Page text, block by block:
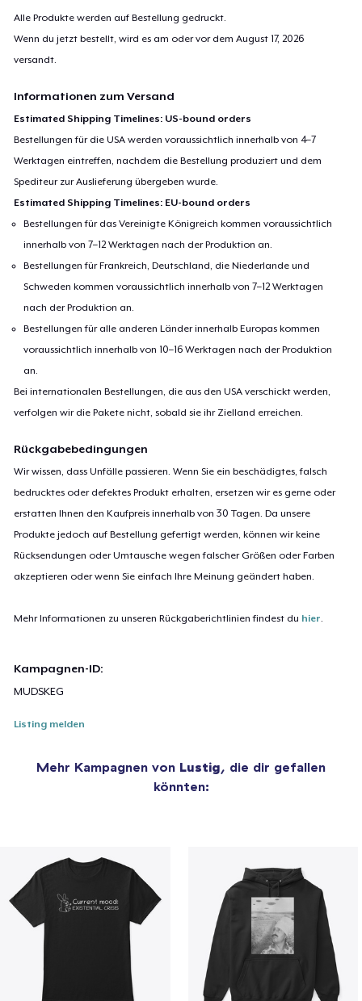
Alle Produkte werden auf Bestellung gedruckt.
Wenn du jetzt bestellt, wird es am oder vor demAugust 17, 2026
versandt.
Informationen zum Versand
Estimated Shipping Timelines: US-bound orders
Bestellungen für die USA werden voraussichtlich innerhalb von 4–7
Werktagen eintreffen, nachdem die Bestellung produziert und dem
Spediteur zur Auslieferung übergeben wurde.
Estimated Shipping Timelines: EU-bound orders
Bestellungen für das Vereinigte Königreich kommen voraussichtlich
innerhalb von 7–12 Werktagen nach der Produktion an.
Bestellungen für Frankreich, Deutschland, die Niederlande und
Schweden kommen voraussichtlich innerhalb von 7–12 Werktagen
nach der Produktion an.
Bestellungen für alle anderen Länder innerhalb Europas kommen
voraussichtlich innerhalb von 10–16 Werktagen nach der Produktion
an.
Bei internationalen Bestellungen, die aus den USA verschickt werden,
verfolgen wir die Pakete nicht, sobald sie ihr Zielland erreichen.
Rückgabebedingungen
Wir wissen, dass Unfälle passieren. Wenn Sie ein beschädigtes, falsch
bedrucktes oder defektes Produkt erhalten, ersetzen wir es gerne oder
erstatten Ihnen den Kaufpreis innerhalb von 30 Tagen. Da unsere
Produkte jedoch auf Bestellung gefertigt werden, können wir keine
Rücksendungen oder Umtausche wegen falscher Größen oder Farben
akzeptieren oder wenn Sie einfach Ihre Meinung geändert haben.
Mehr Informationen zu unseren Rückgaberichtlinien findest du hier.
Kampagnen-ID:
MUDSKEG
Listing melden
Mehr Kampagnen von Lustig, die dir gefallen
könnten: